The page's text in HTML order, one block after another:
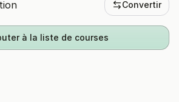
Convertir
à la liste de courses